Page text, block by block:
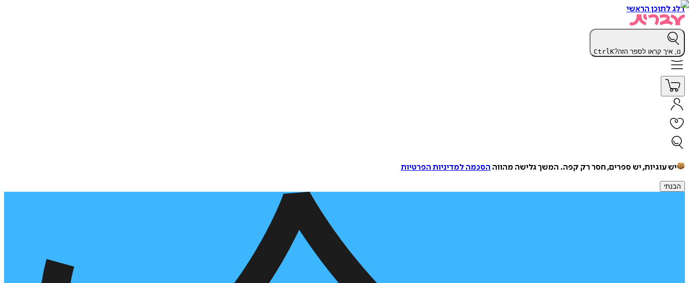
דלג לתוכן הראשי
נו, איך קראו לספר הזה? CtrlK
יש עוגיות, יש ספרים, חסר רק קפה. המשך גלישה מהווה הסכמה למדיניות הפרטיות
הבנתי